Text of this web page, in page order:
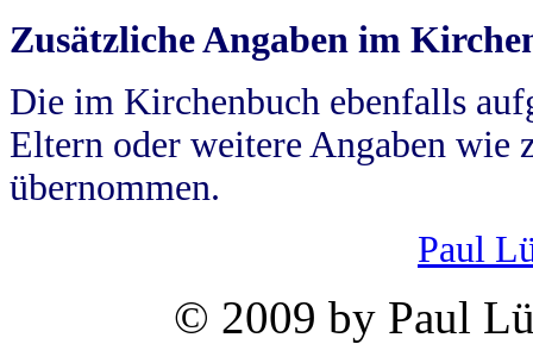
Zusätzliche Angaben im
Die im Kirchenbuch ebenfalls
Eltern oder weitere Angaben wie
übernommen.
Paul
© 2009 by Paul